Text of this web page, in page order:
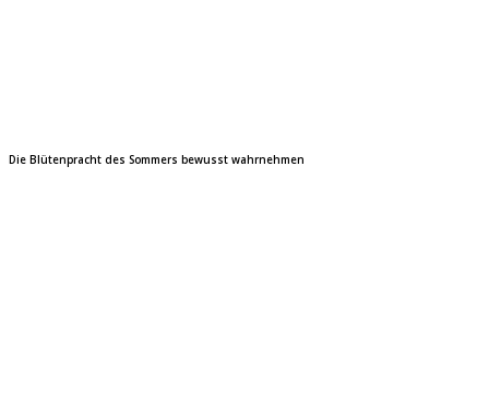
Die Blütenpracht des Sommers bewusst wahrnehmen